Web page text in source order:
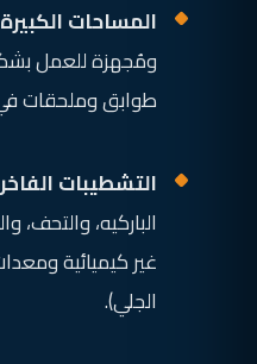
المساحات
ومُجهزة للعمل
طوابق وملحقات
التشطيبات
الباركيه،
غير كيميائية
الجلي).